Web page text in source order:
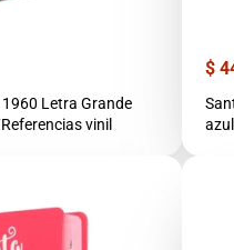
Grande
vinil
$